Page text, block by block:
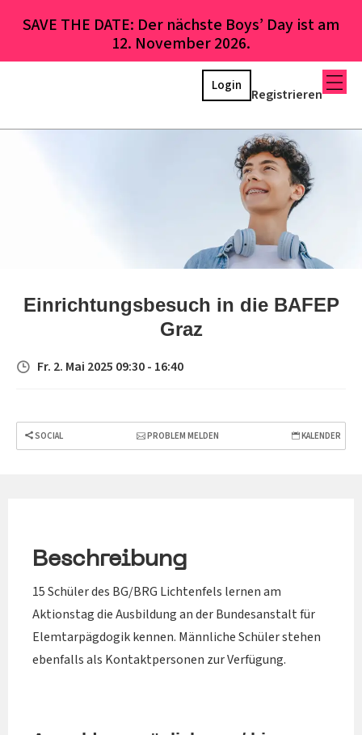
SAVE THE DATE: Der nächste Boys’ Day ist am
12. November 2026.
Registrieren
Login
Einrichtungsbesuch in die BAFEP
Graz
Fr. 2. Mai 2025 09:30 - 16:40
SOCIAL PROBLEM MELDEN KALENDER
Beschreibung
15 Schüler des BG/BRG Lichtenfels lernen am
Aktionstag die Ausbildung an der Bundesanstalt für
Elemtarpägdogik kennen. Männliche Schüler stehen
ebenfalls als Kontaktpersonen zur Verfügung.